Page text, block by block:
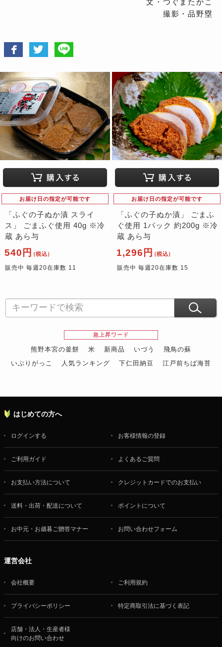
文・つぐまたかこ
撮影・品野塁
お届け日の指定が可能です
「ふぐの子ぬか漬 スライ
ス」 ごまふぐ使用 40g ※冷
蔵 あら与
540円 （税込）
販売中 毎週20在庫数 11
お届け日の指定が可能です
「ふぐの子ぬか漬」 ごまふ
ぐ使用 1パック 約200g ※冷
蔵 あら与
1,296円 （税込）
販売中 毎週20在庫数 15
急上昇ワード
熊野本宮の釜餅 米 新商品 いづう
飛鳥の蘇
いぶりがっこ
人気ランキング 下仁田納豆
江戸前ちば海苔
はじめての方へ
ログインする お客様情報の登録
ご利用ガイド よくあるご質問
お支払い方法について クレジットカードでのお支払い
送料・出荷・配送について ポイントについて
お中元・お歳暮ご贈答マナー お問い合わせフォーム
運営会社
会社概要 ご利用規約
プライバシーポリシー 特定商取引法に基づく表記
店舗・法人・生産者様
向けのお問い合わせ